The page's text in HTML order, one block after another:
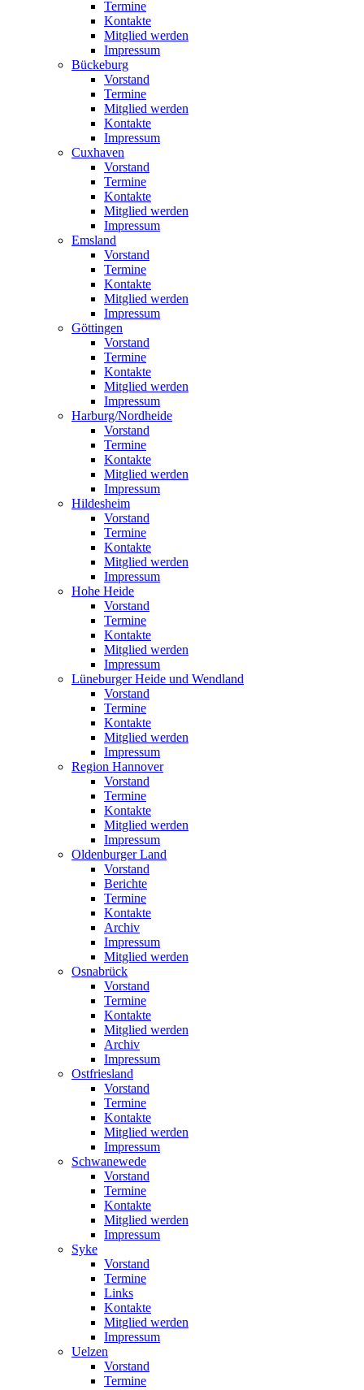
Termine
Kontakte
Mitglied werden
Impressum
Bückeburg
Vorstand
Termine
Mitglied werden
Kontakte
Impressum
Cuxhaven
Vorstand
Termine
Kontakte
Mitglied werden
Impressum
Emsland
Vorstand
Termine
Kontakte
Mitglied werden
Impressum
Göttingen
Vorstand
Termine
Kontakte
Mitglied werden
Impressum
Harburg/Nordheide
Vorstand
Termine
Kontakte
Mitglied werden
Impressum
Hildesheim
Vorstand
Termine
Kontakte
Mitglied werden
Impressum
Hohe Heide
Vorstand
Termine
Kontakte
Mitglied werden
Impressum
Lüneburger Heide und Wendland
Vorstand
Termine
Kontakte
Mitglied werden
Impressum
Region Hannover
Vorstand
Termine
Kontakte
Mitglied werden
Impressum
Oldenburger Land
Vorstand
Berichte
Termine
Kontakte
Archiv
Impressum
Mitglied werden
Osnabrück
Vorstand
Termine
Kontakte
Mitglied werden
Archiv
Impressum
Ostfriesland
Vorstand
Termine
Kontakte
Mitglied werden
Impressum
Schwanewede
Vorstand
Termine
Kontakte
Mitglied werden
Impressum
Syke
Vorstand
Termine
Links
Kontakte
Mitglied werden
Impressum
Uelzen
Vorstand
Termine